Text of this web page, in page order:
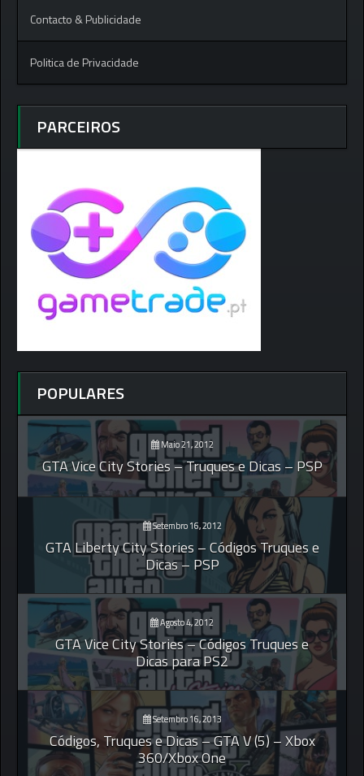
Contacto & Publicidade
Politica de Privacidade
PARCEIROS
POPULARES
Maio 21, 2012
GTA Vice City Stories – Truques e Dicas – PSP
Setembro 16, 2012
GTA Liberty City Stories – Códigos Truques e
Dicas – PSP
Agosto 4, 2012
GTA Vice City Stories – Códigos Truques e
Dicas para PS2
Setembro 16, 2013
Códigos, Truques e Dicas – GTA V (5) – Xbox
360/Xbox One